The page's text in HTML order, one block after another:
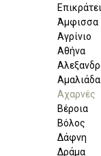
Άμφισσα
Αγρίνιο
Αθήνα
Αμαλιάδα
Αχαρνές
Βέροια
Βόλος
Δάφνη
Δράμα